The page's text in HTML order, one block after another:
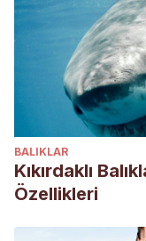
BALIKLAR
Kıkırdaklı
Özellikleri